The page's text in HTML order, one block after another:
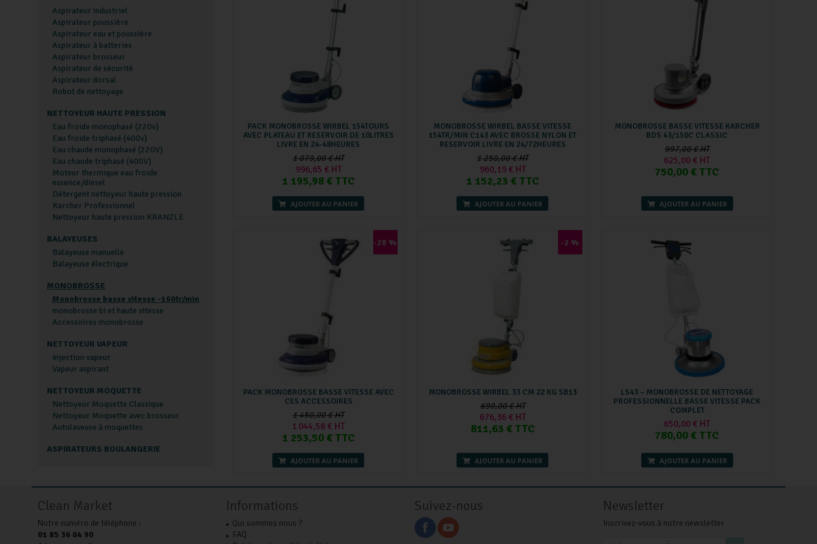
Aspirateur industriel
Aspirateur poussière
Aspirateur eau et poussière
Aspirateur à batteries
Aspirateur brosseur
Aspirateur de sécurité
Aspirateur dorsal
Robot de nettoyage
NETTOYEUR HAUTE PRESSION
Eau froide monophasé (220v)
Eau froide triphasé (400v)
Eau chaude monophasé (220V)
Eau chaude triphasé (400V)
Moteur thermique eau froide
essence/diesel
Détergent nettoyeur haute pression
Karcher Professionnel
Nettoyeur haute pression KRANZLE
BALAYEUSES
Balayeuse manuelle
Balayeuse électrique
MONOBROSSE
Monobrosse basse vitesse -160tr/min
monobrosse bi et haute vitesse
Accessoires monobrosse
NETTOYEUR VAPEUR
Injection vapeur
Vapeur aspirant
NETTOYEUR MOQUETTE
Nettoyeur Moquette Classique
Nettoyeur Moquette avec brosseur
Autolaveuse à moquettes
ASPIRATEURS BOULANGERIE
PACK MONOBROSSE WIRBEL 154TOURS
AVEC PLATEAU ET RESERVOIR DE 10LITRES
LIVRE EN 24-48HEURES
1 079,00 € HT
996,65 € HT
1 195,98 € TTC
AJOUTER AU PANIER
MONOBROSSE WIRBEL BASSE VITESSE
154TR/MIN C143 AVEC BROSSE NYLON ET
RESERVOIR LIVRE EN 24/72HEURES
1 250,00 € HT
960,19 € HT
1 152,23 € TTC
AJOUTER AU PANIER
MONOBROSSE BASSE VITESSE KARCHER
BDS 43/150C CLASSIC
997,00 € HT
625,00 € HT
750,00 € TTC
AJOUTER AU PANIER
-28 %
PACK MONOBROSSE BASSE VITESSE AVEC
CES ACCESSOIRES
1 450,00 € HT
1 044,58 € HT
1 253,50 € TTC
AJOUTER AU PANIER
-2 %
MONOBROSSE WIRBEL 33 CM 22 KG SB13
690,00 € HT
676,36 € HT
811,63 € TTC
AJOUTER AU PANIER
LS43 – MONOBROSSE DE NETTOYAGE
PROFESSIONNELLE BASSE VITESSE PACK
COMPLET
650,00 € HT
780,00 € TTC
AJOUTER AU PANIER
Clean Market
Notre numéro de téléphone :
01 85 36 04 90
Informations
Qui sommes nous ?
FAQ
Suivez-nous Newsletter
Inscrivez-vous à notre newsletter